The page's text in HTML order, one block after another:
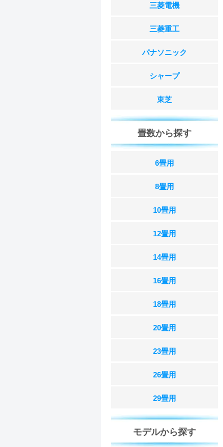
三菱電機
三菱重工
パナソニック
シャープ
東芝
畳数から探す
6畳用
8畳用
10畳用
12畳用
14畳用
16畳用
18畳用
20畳用
23畳用
26畳用
29畳用
モデルから探す